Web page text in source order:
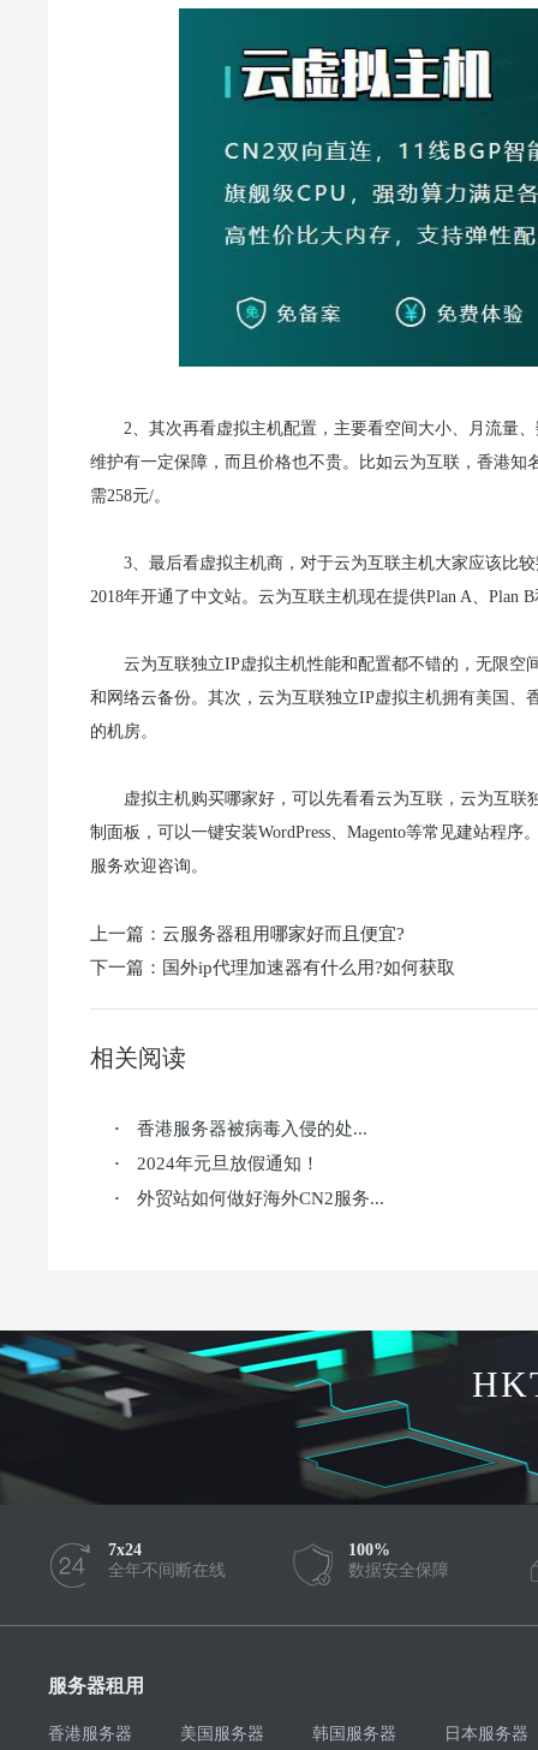
2、其次再看虚拟主机配置，主要看空间大小、月流量
维护有一定保障，而且价格也不贵。比如云为互联，香港知
需258元/。
3、最后看虚拟主机商，对于云为互联主机大家应该比
2018年开通了中文站。云为互联主机现在提供Plan A、Plan
云为互联独立IP虚拟主机性能和配置都不错的，无限空
和网络云备份。其次，云为互联独立IP虚拟主机拥有美国
的机房。
虚拟主机购买哪家好，可以先看看云为互联，云为互联
制面板，可以一键安装WordPress、Magento等常见建站程
服务欢迎咨询。
上一篇： 云服务器租用哪家好而且便宜?
下一篇： 国外ip代理加速器有什么用?如何获取
相关阅读
· 香港服务器被病毒入侵的处...
· 2024年元旦放假通知！
· 外贸站如何做好海外CN2服务...
7x24
全年不间断在线
100%
数据安全保障
服务器租用
香港服务器 美国服务器 韩国服务器 日本服务器